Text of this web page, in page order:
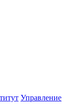
Управление